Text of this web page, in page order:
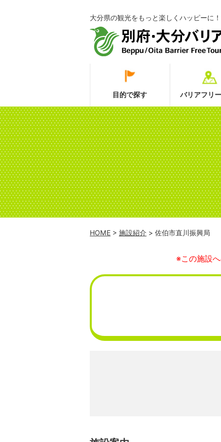
大分県の観光をもっと楽しくハッピーに！
目的で探す バリアフリ
HOME > 施設紹介 > 佐伯市直川振興局
※この施設